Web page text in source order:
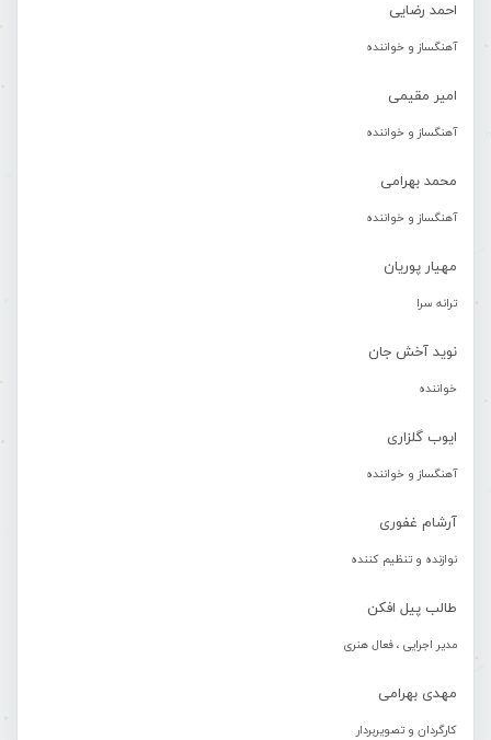
احمد رضایی
آهنگساز و خواننده
امیر مقیمی
آهنگساز و خواننده
محمد بهرامی
آهنگساز و خواننده
مهیار پوریان
ترانه سرا
نوید آخش جان
خواننده
ایوب گلزاری
آهنگساز و خواننده
آرشام غفوری
نوازنده و تنظیم کننده
طالب پیل افکن
مدیر اجرایی ، فعال هنری
مهدی بهرامی
کارگردان و تصویربردار